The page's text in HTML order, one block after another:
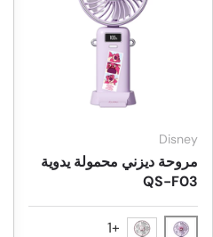
Disney
مروحة ديزني محمولة يدوية
QS-F03